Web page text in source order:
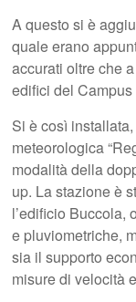
A questo si è
quale erano
accurati oltre che
edifici del
Si è così
meteorologica
modalità della
up. La stazione è
l’edificio Buccola,
e pluviometriche,
sia il supporto
misure di velocità